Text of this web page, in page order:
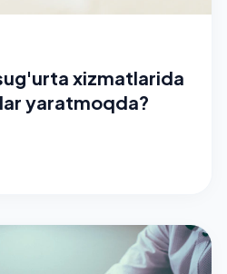
xizmatlarida
yaratmoqda?